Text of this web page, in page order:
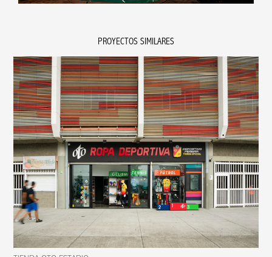
PROYECTOS SIMILARES